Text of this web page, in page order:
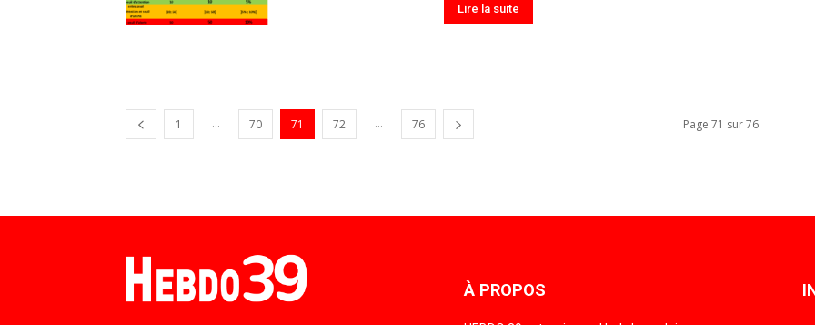
Lire la suite
1 ... 70 71 72 ... 76 Page 71 sur 76